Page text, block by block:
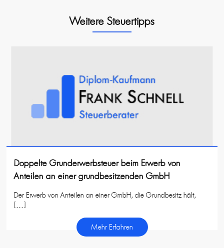
Weitere Steuertipps
Doppelte Grunderwerbsteuer beim Erwerb von
Anteilen an einer grundbesitzenden GmbH
Der Erwerb von Anteilen an einer GmbH, die Grundbesitz hält,
[…]
Mehr Erfahren